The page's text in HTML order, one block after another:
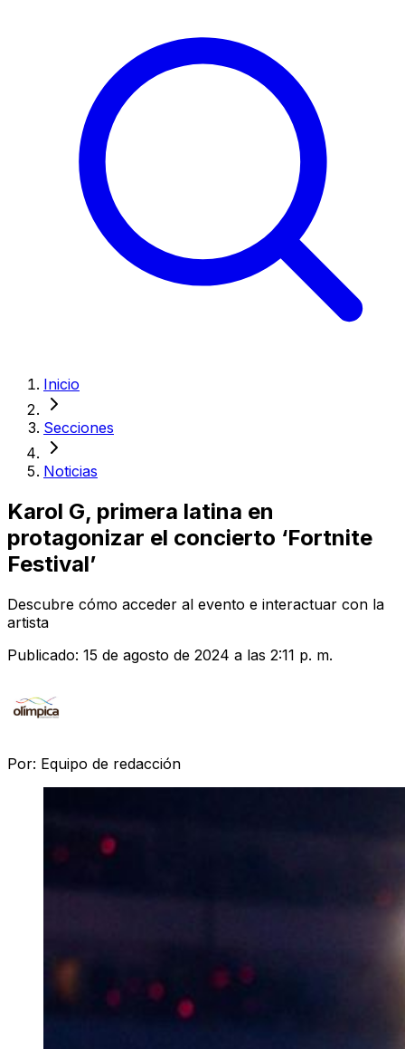
Inicio
Secciones
Noticias
Karol G, primera latina en
protagonizar el concierto ‘Fortnite
Festival’
Descubre cómo acceder al evento e interactuar con la
artista
Publicado: 15 de agosto de 2024 a las 2:11 p. m.
Por: Equipo de redacción